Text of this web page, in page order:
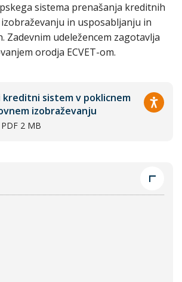
sistema prenašanja kreditnih
in usposabljanju in
Zadevnim udeležencem zagotavlja
orodja ECVET-om.
kreditni sistem v poklicnem
izobraževanju
2 MB